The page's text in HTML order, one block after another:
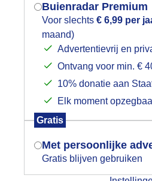
Buienradar Premium
Voor slechts € 6,99 per
maand)
Advertentievrij en
Ontvang voor min. €
10% donatie aan
Elk moment
Gratis
Met persoonlijke
Gratis blijven gebruiken
bft BLAUW boven
Mogen we je locatie
het
Indien je hier nog geen
gegeven, verschijnt er
je browser waarin
gevraagd